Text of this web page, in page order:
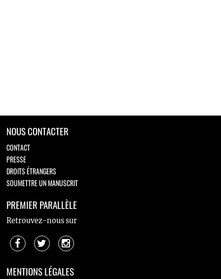
NOUS CONTACTER
CONTACT
PRESSE
DROITS ÉTRANGERS
SOUMETTRE UN MANUSCRIT
PREMIER PARALLÈLE
Retrouvez-nous sur
MENTIONS LÉGALES